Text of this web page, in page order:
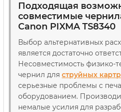
Подходящая
совместимые
Canon PIXMA TS8340
Выбор альтернативных
является достаточно
Несовместимость физико-
чернил для струйных
серьезные проблемы с
оборудованием.
немалые усилия для